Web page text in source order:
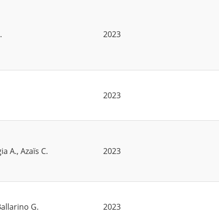
2023
2023
A., Azaïs C. 2023
G. 2023